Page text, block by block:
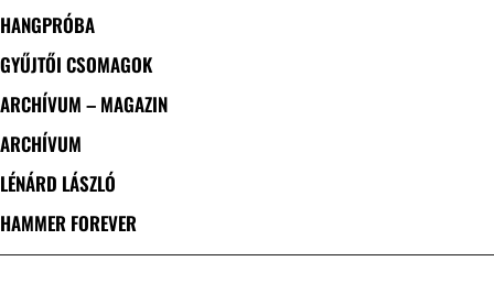
HANGPRÓBA
GYŰJTŐI CSOMAGOK
ARCHÍVUM – MAGAZIN
ARCHÍVUM
LÉNÁRD LÁSZLÓ
HAMMER FOREVER